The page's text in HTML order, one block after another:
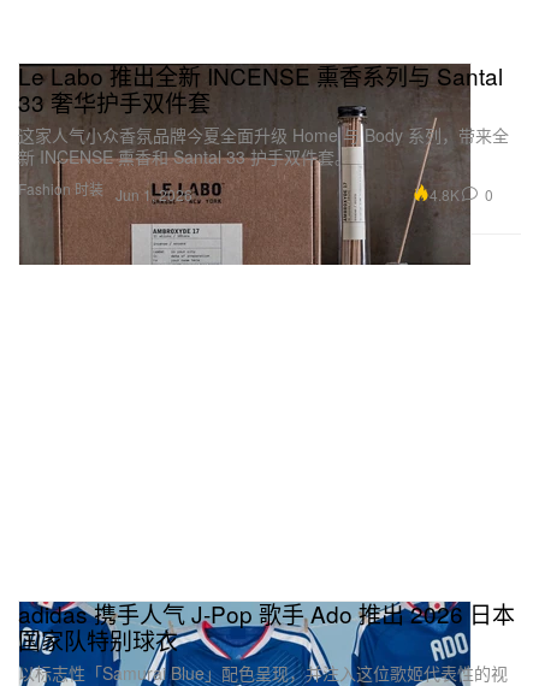
Fashion 时装
Le Labo 推出全新 INCENSE 熏香系列与 Santal
33 奢华护手双件套
这家人气小众香氛品牌今夏全面升级 Home 与 Body 系列，带来全
新 INCENSE 熏香和 Santal 33 护手双件套。
Jun 1, 2026 4.8K 0
adidas 携手人气 J‑Pop 歌手 Ado 推出 2026 日本
国家队特别球衣
以标志性「Samurai Blue」配色呈现，并注入这位歌姬代表性的视